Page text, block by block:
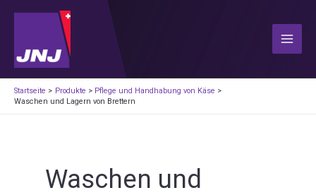
springen
Main
Startseite Produkte
Pflege und Handhabung von Käse
Waschen und Lagern von Brettern
Waschen und